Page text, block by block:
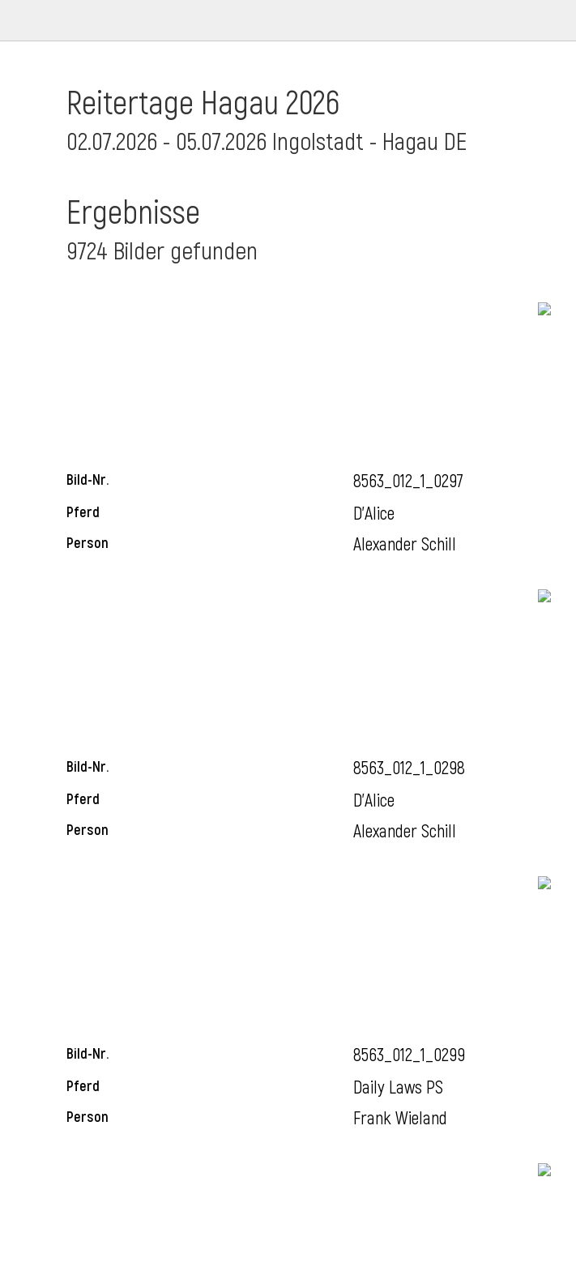
Reitertage Hagau 2026
02.07.2026 - 05.07.2026 Ingolstadt - Hagau DE
Ergebnisse
9724 Bilder gefunden
Bild-Nr. 8563_012_1_0297
Pferd D'Alice
Person Alexander Schill
Bild-Nr. 8563_012_1_0298
Pferd D'Alice
Person Alexander Schill
Bild-Nr. 8563_012_1_0299
Pferd Daily Laws PS
Person Frank Wieland